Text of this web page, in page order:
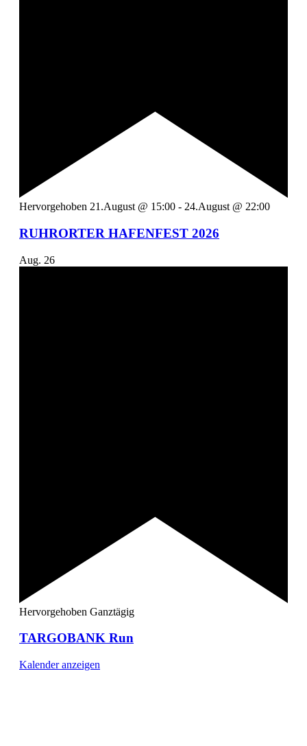
Hervorgehoben 21.August @ 15:00 - 24.August @ 22:00
RUHRORTER HAFENFEST 2026
Aug. 26
Hervorgehoben Ganztägig
TARGOBANK Run
Kalender anzeigen